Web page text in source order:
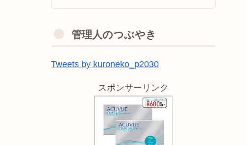
管理人のつぶやき
Tweets by kuroneko_p2030
スポンサーリンク